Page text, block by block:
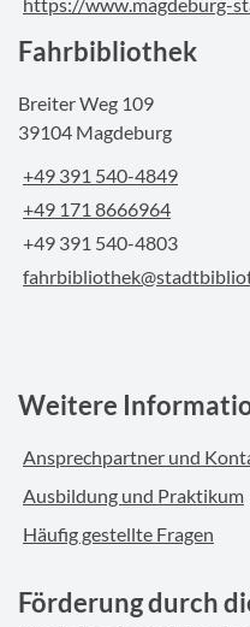
Fahrbibliothek
Breiter Weg 109
39104 Magdeburg
+49 391 540-4849
+49 171 8666964
+49 391 540-4803
Weitere
Ansprechpartner und
Ausbildung und Praktikum
Häufig gestellte Fragen
Förderung durch